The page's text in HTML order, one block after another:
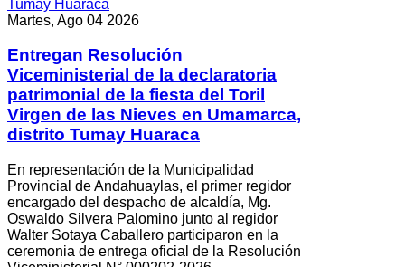
Martes, Ago 04 2026
Entregan Resolución
Viceministerial de la declaratoria
patrimonial de la fiesta del Toril
Virgen de las Nieves en Umamarca,
distrito Tumay Huaraca
En representación de la Municipalidad
Provincial de Andahuaylas, el primer regidor
encargado del despacho de alcaldía, Mg.
Oswaldo Silvera Palomino junto al regidor
Walter Sotaya Caballero participaron en la
ceremonia de entrega oficial de la Resolución